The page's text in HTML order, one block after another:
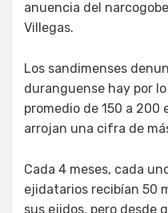
anuencia del
Villegas.
Los sandimenses
duranguense hay por
promedio de 150 a
arrojan una cifra de
Cada 4 meses, cada
ejidatarios recibían 50
sus ejidos, pero desde